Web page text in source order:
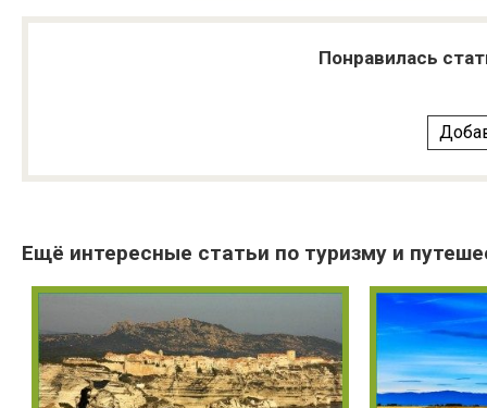
Понравилась
Ещё интересные статьи по туризму и